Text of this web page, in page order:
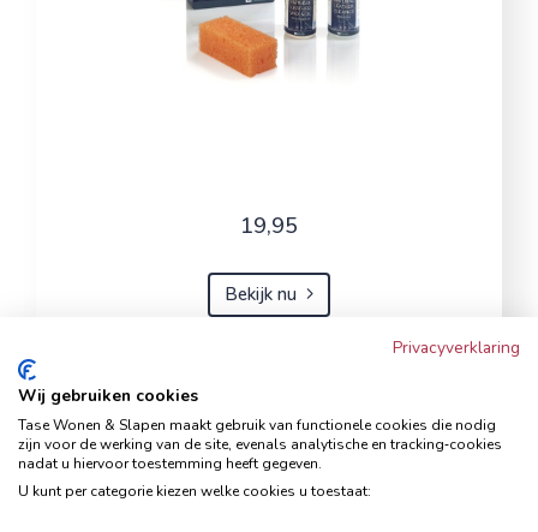
19,95
Bekijk nu
Hoekbank Famanti lichtgrijs
rechts
Hoekbanken
Privacyverklaring
Wij gebruiken cookies
Tase Wonen & Slapen maakt gebruik van functionele cookies die nodig
zijn voor de werking van de site, evenals analytische en tracking‑cookies
nadat u hiervoor toestemming heeft gegeven.
U kunt per categorie kiezen welke cookies u toestaat: